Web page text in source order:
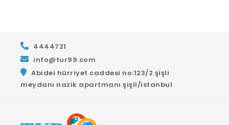
4444721
info@tur99.com
Abidei hürriyet caddesi no:123/2 şişli
meydanı nazik apartmanı şişli/istanbul